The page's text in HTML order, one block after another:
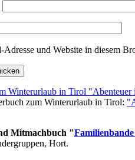
und Website in diesem
zum Winterurlaub in Tirol:
Mitmachbuch "
Hort.